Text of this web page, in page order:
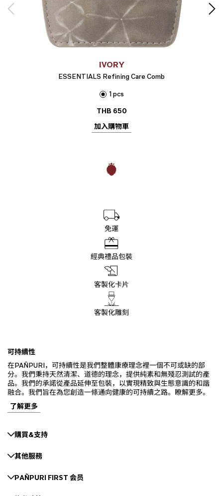
IVORY
ESSENTIALS Refining Care Comb
1 pcs
THB 650
加入購物車
免運
經典禮品包裝
客製化卡片
客製化雕刻
可持續性
在PAÑPURI，可持續性是我們整體康療理念裡一個不可或缺的部
分。我們秉持天然清潔、道德的理念，提供純素和無殘忍測試的產
品。我們的承諾從產品延伸至包裝，以實現精致與生態意識的和諧
融合。我們旨在為您創造一條通向健康的可持續之路。瞭解更多。
了解更多
購買&支持
其他服務
PAÑPURI FIRST 会员